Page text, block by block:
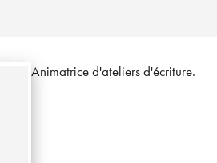
Animatrice d'ateliers d'écriture.